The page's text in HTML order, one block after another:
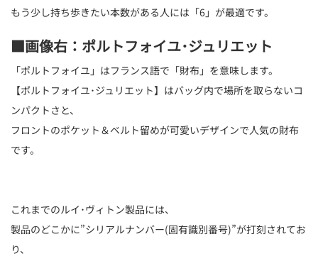
もう少し持ち歩きたい本数がある人には「6」が最適です。
■画像右：ポルトフォイユ･ジュリエット
「ポルトフォイユ」はフランス語で「財布」を意味します。
【ポルトフォイユ･ジュリエット】はバッグ内で場所を取らないコ
ンパクトさと、
フロントのポケット＆ベルト留めが可愛いデザインで人気の財布
です。
これまでのルイ･ヴィトン製品には、
製品のどこかに”シリアルナンバー(固有識別番号)”が打刻されてお
り、